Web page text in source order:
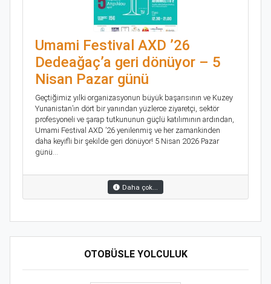
OTOBÜSLE YOLCULUK
Umami Festival AXD ’26
Dedeağaç’a geri dönüyor – 5
Nisan Pazar günü
Geçtiğimiz yılki organizasyonun büyük başarısının ve Kuzey
Yunanistan’ın dört bir yanından yüzlerce ziyaretçi, sektör
profesyoneli ve şarap tutkununun güçlü katılımının ardından,
Umami Festival AXD ’26 yenilenmiş ve her zamankinden
daha keyifli bir şekilde geri dönüyor! 5 Nisan 2026 Pazar
günü...
Daha çok...